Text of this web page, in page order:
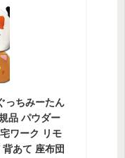
っちみーたん
品 パウダー
ワーク リモ
あて 座布団